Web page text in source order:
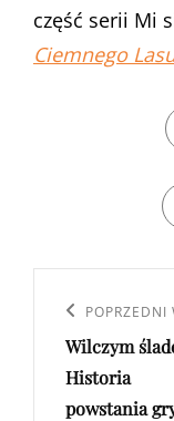
część serii Mi
Ciemnego
wpisu
Poprzedni
wpis
POPRZEDNI
Wilczym
Historia
powstania